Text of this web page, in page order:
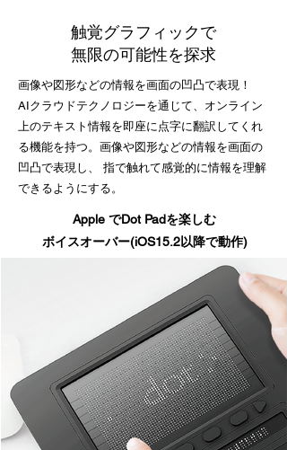
触覚グラフィックで
無限の可能性を探求
画像や図形などの情報を画面の凹凸で表現！
AIクラウドテクノロジーを通じて、オンライン
上のテキスト情報を即座に点字に翻訳してくれ
る機能を持つ。画像や図形などの情報を画面の
凹凸で表現し、 指で触れて感覚的に情報を理解
できるようにする。
Apple でDot Padを楽しむ
ボイスオーバー(iOS15.2以降で動作)